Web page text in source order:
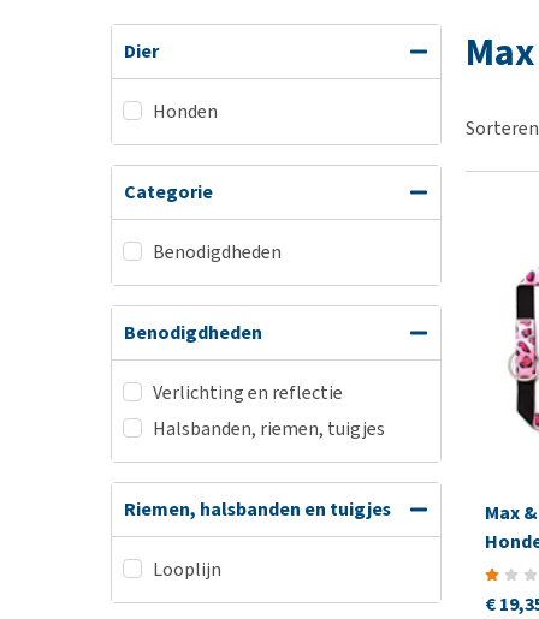
Glutenvrij
Biologisch
Vegan
Snacks
Medische
BARF
Puppy apotheek
Vuurwerkangst
Bekijk alles
Dier
Honden
Categorie
Benodigdheden
Benodigdheden
Verlichting en reflectie
Halsbanden, riemen, tuigjes
Riemen, halsbanden en tuigjes
Looplijn
Max
€